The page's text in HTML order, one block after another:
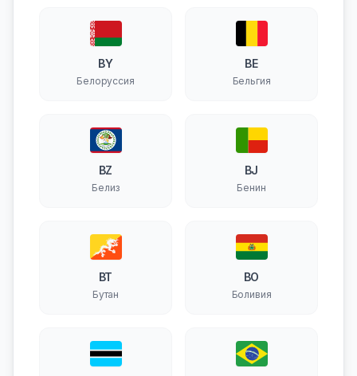
BY
Белоруссия
BE
Бельгия
BZ
Белиз
BJ
Бенин
BT
Бутан
BO
Боливия